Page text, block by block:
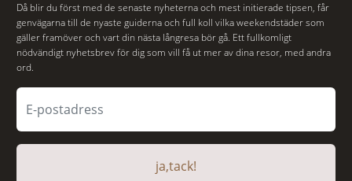
Då blir du först med de senaste nyheterna och mest initierade tipsen, får
genvägarna till de nyaste guiderna och full koll vilka weekendstäder som
gäller framöver och vart din nästa långresa bör gå. Ett fullkomligt
nödvändigt nyhetsbrev för dig som vill få ut mer av dina resor, med andra
ord.
ja,tack!